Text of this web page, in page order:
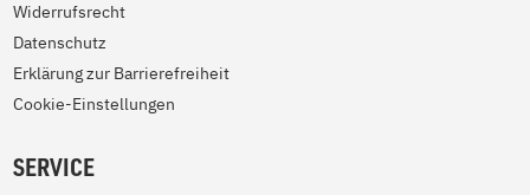
Widerrufsrecht
Datenschutz
Erklärung zur Barrierefreiheit
Cookie-Einstellungen
SERVICE